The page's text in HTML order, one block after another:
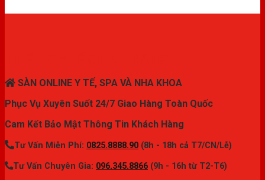
SÀN ONLINE Y TẾ, SPA VÀ NHA KHOA
Phục Vụ Xuyên Suốt 24/7 Giao Hàng Toàn Quốc
Cam Kết Bảo Mật Thông Tin Khách Hàng
Tư Vấn Miễn Phí: 0825.8888.90 (8h - 18h cả T7/CN/Lễ)
Tư Vấn Chuyên Gia: 096.345.8866 (9h - 16h từ T2-T6)